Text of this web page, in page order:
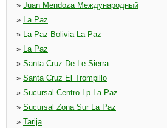
» Juan Mendoza Международный
» La Paz
» La Paz Bolivia La Paz
» La Paz
» Santa Cruz De Le Sierra
» Santa Cruz El Trompillo
» Sucursal Centro Lp La Paz
» Sucursal Zona Sur La Paz
» Tarija